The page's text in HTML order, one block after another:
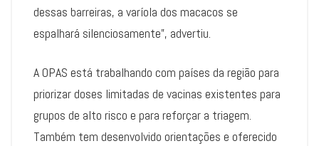
dessas barreiras, a varíola dos macacos se
espalhará silenciosamente”, advertiu.
A OPAS está trabalhando com países da região para
priorizar doses limitadas de vacinas existentes para
grupos de alto risco e para reforçar a triagem.
Também tem desenvolvido orientações e oferecido